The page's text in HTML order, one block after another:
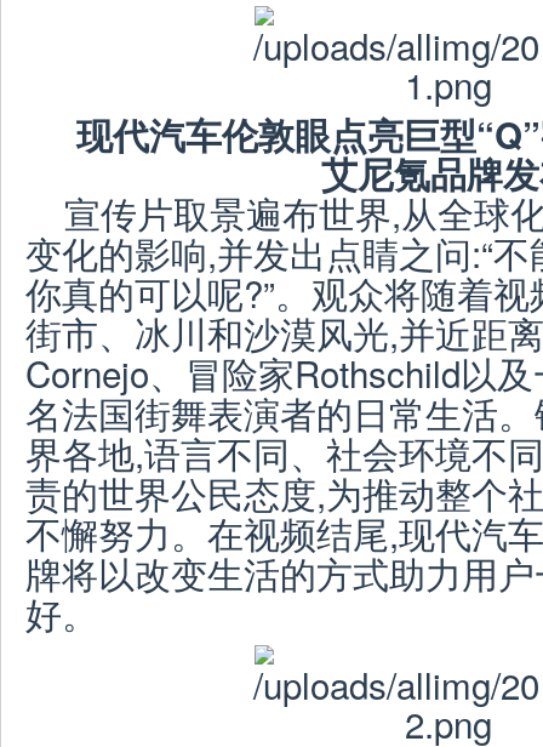
现代汽车伦敦眼点亮巨型
艾尼氪品牌
宣传片取景遍布世界,从全球
变化的影响,并发出点睛之问:“
你真的可以呢?”。观众将随着
街市、冰川和沙漠风光,并近距
Cornejo、冒险家Rothschild以
名法国街舞表演者的日常生活
界各地,语言不同、社会环境不
责的世界公民态度,为推动整个
不懈努力。在视频结尾,现代汽
牌将以改变生活的方式助力用
好。